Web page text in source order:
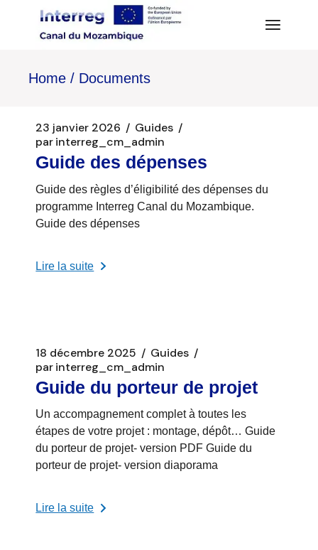
Home Documents
23 janvier 2026
Guides
parinterreg_cm_admin
Guide des dépenses
Guide des règles d’éligibilité des dépenses du
programme Interreg Canal du Mozambique.
Guide des dépenses
Lire la suite
18 décembre 2025
Guides
parinterreg_cm_admin
Guide du porteur de projet
Un accompagnement complet à toutes les
étapes de votre projet : montage, dépôt… Guide
du porteur de projet- version PDF Guide du
porteur de projet- version diaporama
Lire la suite